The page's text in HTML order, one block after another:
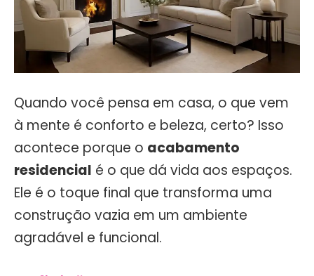
Quando você pensa em casa, o que vem
à mente é conforto e beleza, certo? Isso
acontece porque o acabamento
residencial é o que dá vida aos espaços.
Ele é o toque final que transforma uma
construção vazia em um ambiente
agradável e funcional.